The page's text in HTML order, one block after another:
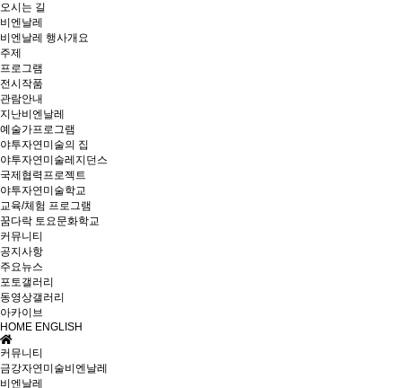
오시는 길
비엔날레
비엔날레 행사개요
주제
프로그램
전시작품
관람안내
지난비엔날레
예술가프로그램
야투자연미술의 집
야투자연미술레지던스
국제협력프로젝트
야투자연미술학교
교육/체험 프로그램
꿈다락 토요문화학교
커뮤니티
공지사항
주요뉴스
포토갤러리
동영상갤러리
아카이브
HOME ENGLISH
커뮤니티
금강자연미술비엔날레
비엔날레